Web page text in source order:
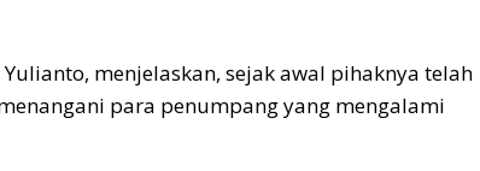
Yulianto, menjelaskan, sejak awal pihaknya telah
para penumpang yang mengalami